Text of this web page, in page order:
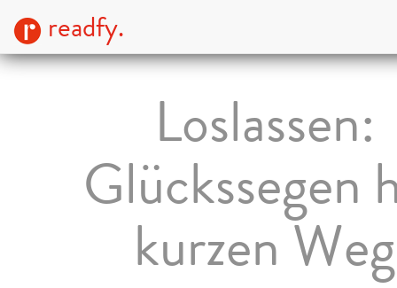
readfy.
Loslassen:
Glückssegen
kurzen Weg